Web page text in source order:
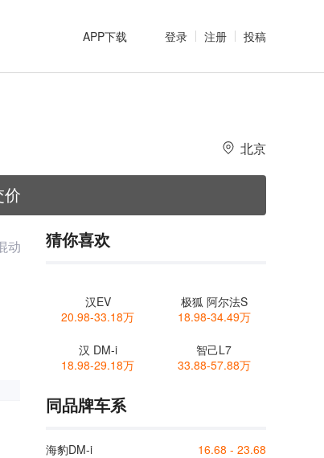
APP下载 登录 注册 投稿
北京
价
动 猜你喜欢
汉EV
20.98-33.18万
极狐 阿尔法S
18.98-34.49万
汉 DM-i
18.98-29.18万
智己L7
33.88-57.88万
同品牌车系
海豹DM-i
16.68 - 23.68